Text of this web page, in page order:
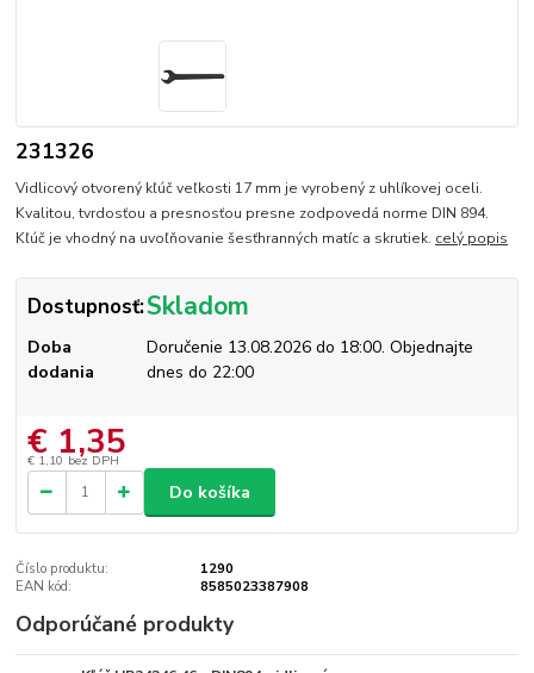
231326
Vidlicový otvorený kľúč veľkosti 17 mm je vyrobený z uhlíkovej oceli.
Kvalitou, tvrdosťou a presnosťou presne zodpovedá norme DIN 894.
Kľúč je vhodný na uvoľňovanie šesťhranných matíc a skrutiek. celý popis
Dostupnosť:Skladom
Doba
dodania
Doručenie 13.08.2026 do 18:00. Objednajte
dnes do 22:00
€ 1,35
€ 1,10 bez DPH
Do košíka
Číslo produktu:
1290
EAN kód:
8585023387908
Odporúčané produkty